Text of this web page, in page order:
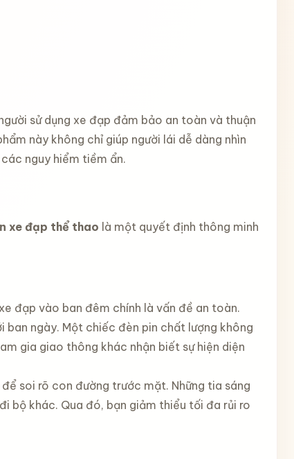
sử dụng xe đạp đảm bảo an toàn và thuận
này không chỉ giúp người lái dễ dàng nhìn
nguy hiểm tiềm ẩn.
xe đạp thể thao là một quyết định thông minh
đạp vào ban đêm chính là vấn đề an toàn.
ngày. Một chiếc đèn pin chất lượng không
gia giao thông khác nhận biết sự hiện diện
soi rõ con đường trước mặt. Những tia sáng
bộ khác. Qua đó, bạn giảm thiểu tối đa rủi ro